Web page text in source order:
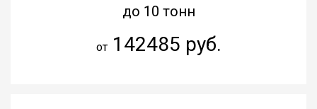
до 10 тонн
от142485 руб.